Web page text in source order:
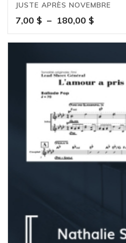
JUSTE APRÈS NOVEMBRE
7,00 $ – 180,00 $Plage
de
prix :
à
180,00 $